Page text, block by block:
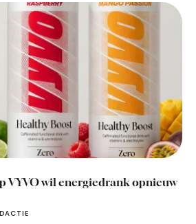
VYVO wil energiedrank opnieuw